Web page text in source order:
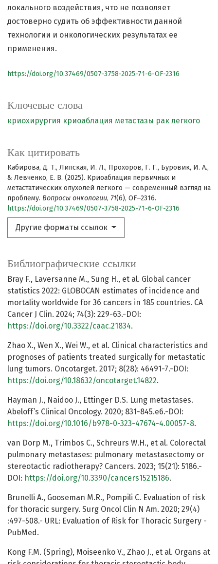
Ключевые слова
криохирургия криоаблация метастазы рак легкого
Как цитировать
Кабирова, Д. Т., Липская, И. Л., Прохоров, Г. Г., Буровик, И. А.,
& Левченко, Е. В. (2025). Криоаблация первичных и
метастатических опухолей легкого — современный взгляд на
проблему. Вопросы онкологии, 71(6), OF–2316.
https://doi.org/10.37469/0507-3758-2025-71-6-OF-2316
Другие форматы ссылок
локального воздействия, что не позволяет
достоверно судить об эффективности данной
технологии и онкологических результатах ее
применения.
https://doi.org/10.37469/0507-3758-2025-71-6-OF-2316
Библиографические ссылки
Bray F., Laversanne M., Sung H., et al. Global cancer
statistics 2022: GLOBOCAN estimates of incidence and
mortality worldwide for 36 cancers in 185 countries. CA
Cancer J Clin. 2024; 74(3): 229-63.-DOI:
https://doi.org/10.3322/caac.21834.
Zhao X., Wen X., Wei W., et al. Clinical characteristics and
prognoses of patients treated surgically for metastatic
lung tumors. Oncotarget. 2017; 8(28): 46491-7.-DOI:
https://doi.org/10.18632/oncotarget.14822.
Hayman J., Naidoo J., Ettinger D.S. Lung metastases.
Abeloff’s Clinical Oncology. 2020; 831-845.e6.-DOI:
https://doi.org/10.1016/b978-0-323-47674-4.00057-8.
van Dorp M., Trimbos C., Schreurs W.H., et al. Colorectal
pulmonary metastases: pulmonary metastasectomy or
stereotactic radiotherapy? Cancers. 2023; 15(21): 5186.-
DOI: https://doi.org/10.3390/cancers15215186.
Brunelli A., Gooseman M.R., Pompili C. Evaluation of risk
for thoracic surgery. Surg Oncol Clin N Am. 2020; 29(4)
:497-508.- URL: Evaluation of Risk for Thoracic Surgery -
PubMed.
Kong F.M. (Spring), Moiseenko V., Zhao J., et al. Organs at